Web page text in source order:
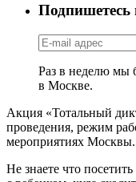
Подпишетесь
Раз в неделю мы
в Москве.
Акция «Тотальный
проведения, режим
мероприятиях Москвы.
Не знаете что